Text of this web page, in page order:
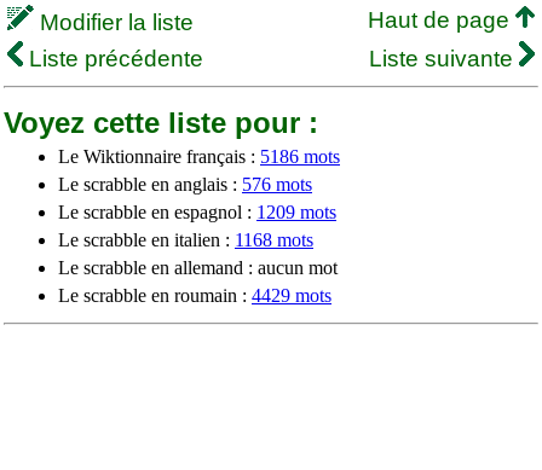
Modifier la liste
Haut de page
Liste précédente
Liste suivante
Voyez cette liste pour :
Le Wiktionnaire français : 5186 mots
Le scrabble en anglais : 576 mots
Le scrabble en espagnol : 1209 mots
Le scrabble en italien : 1168 mots
Le scrabble en allemand : aucun mot
Le scrabble en roumain : 4429 mots